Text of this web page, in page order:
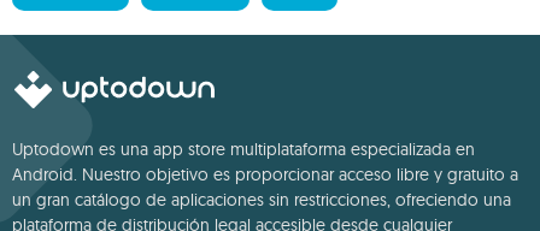
Uptodown es una app store multiplataforma especializada en
Android. Nuestro objetivo es proporcionar acceso libre y gratuito a
un gran catálogo de aplicaciones sin restricciones, ofreciendo una
plataforma de distribución legal accesible desde cualquier